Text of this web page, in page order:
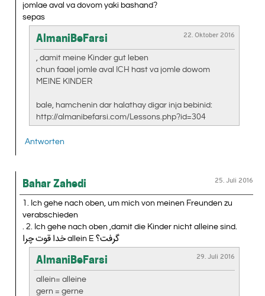
jomlae aval va dovom yaki bashand?
sepas
AlmaniBeFarsi 22. Oktober 2016
, damit meine Kinder gut leben
chun faael jomle aval ICH hast va jomle dowom
MEINE KINDER
bale, hamchenin dar halathay digar inja bebinid:
http://almanibefarsi.com/Lessons.php?id=304
Antworten
Bahar Zahedi 25. Juli 2016
1. Ich gehe nach oben, um mich von meinen Freunden zu
verabschieden
. 2. Ich gehe nach oben ,damit die Kinder nicht alleine sind.
خدا قوت چرا allein E گرفت؟
AlmaniBeFarsi 29. Juli 2016
allein= alleine
gern = gerne